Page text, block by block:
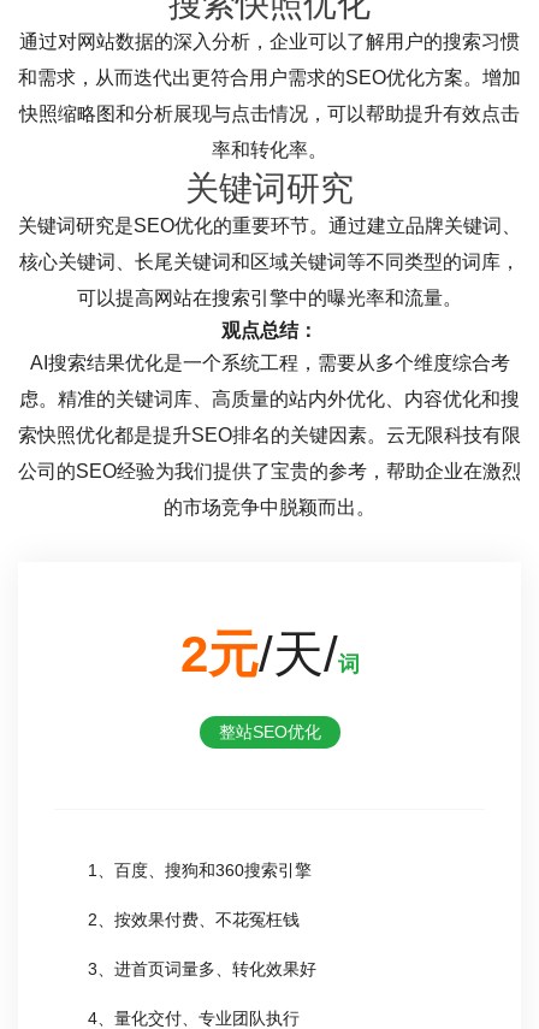
通过对网站数据的深入分析，企业可以了解用户的搜索习惯
和需求，从而迭代出更符合用户需求的SEO优化方案。增加
快照缩略图和分析展现与点击情况，可以帮助提升有效点击
率和转化率。
关键词研究
关键词研究是SEO优化的重要环节。通过建立品牌关键词、
核心关键词、长尾关键词和区域关键词等不同类型的词库，
可以提高网站在搜索引擎中的曝光率和流量。
观点总结：
AI搜索结果优化是一个系统工程，需要从多个维度综合考
虑。精准的关键词库、高质量的站内外优化、内容优化和搜
索快照优化都是提升SEO排名的关键因素。云无限科技有限
公司的SEO经验为我们提供了宝贵的参考，帮助企业在激烈
的市场竞争中脱颖而出。
2元/天/词
整站SEO优化
1、百度、搜狗和360搜索引擎
2、按效果付费、不花冤枉钱
3、进首页词量多、转化效果好
4、量化交付、专业团队执行